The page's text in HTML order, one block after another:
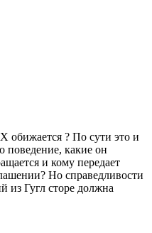
обижается ? По сути это и
поведение, какие он
и кому передает
Но справедливости
из Гугл сторе должна